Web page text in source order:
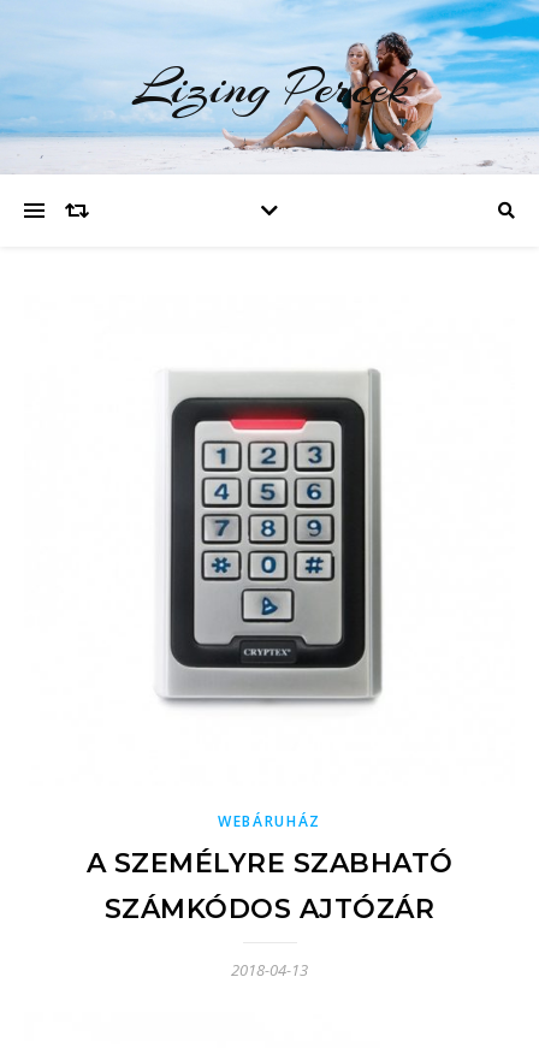
Lizing Percek
WEBÁRUHÁZ
A SZEMÉLYRE SZABHATÓ
SZÁMKÓDOS AJTÓZÁR
2018-04-13